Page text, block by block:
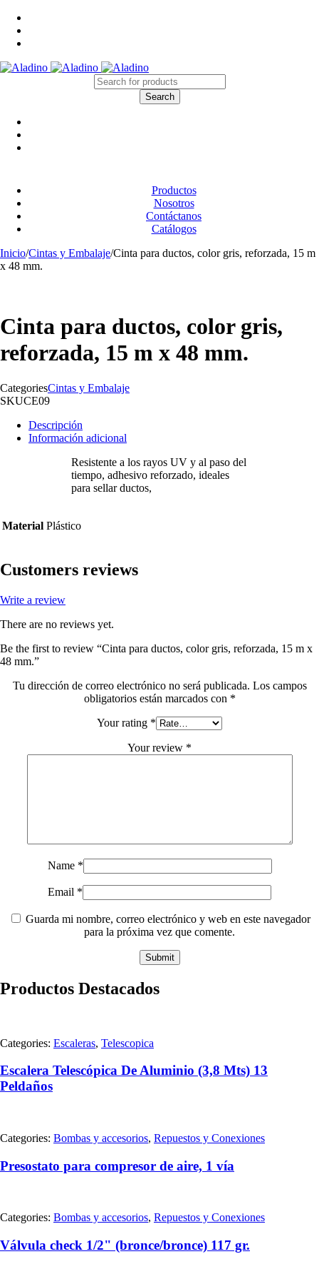
Productos
Nosotros
Contáctanos
Catálogos
Inicio/Cintas y Embalaje/Cinta para ductos, color gris, reforzada, 15 m
x 48 mm.
Cinta para ductos, color gris,
reforzada, 15 m x 48 mm.
CategoriesCintas y Embalaje
SKUCE09
Descripción
Información adicional
Resistente a los rayos UV y al paso del
tiempo, adhesivo reforzado, ideales
para sellar ductos,
Material Plástico
Customers reviews
Write a review
There are no reviews yet.
Be the first to review “Cinta para ductos, color gris, reforzada, 15 m x
48 mm.”
Tu dirección de correo electrónico no será publicada. Los campos
obligatorios están marcados con *
Your rating *
Your review *
Name *
Email *
Guarda mi nombre, correo electrónico y web en este navegador
para la próxima vez que comente.
Productos Destacados
Categories: Escaleras, Telescopica
Escalera Telescópica De Aluminio (3,8 Mts) 13
Peldaños
Categories: Bombas y accesorios, Repuestos y Conexiones
Presostato para compresor de aire, 1 vía
Categories: Bombas y accesorios, Repuestos y Conexiones
Válvula check 1/2" (bronce/bronce) 117 gr.